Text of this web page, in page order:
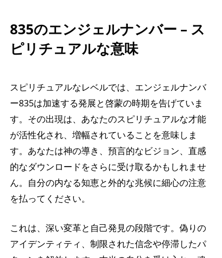
835のエンジェルナンバー – ス
ピリチュアルな意味
スピリチュアルなレベルでは、エンジェルナンバ
ー835は加速する発展と啓蒙の時期を告げていま
す。その出現は、あなたのスピリチュアルな才能
が活性化され、増幅されていることを意味しま
す。あなたは神の導き、預言的なビジョン、直感
的なダウンロードをさらに受け取るかもしれませ
ん。自分の内なる知恵と外的な兆候に細心の注意
を払ってください。
これは、深い変革と自己発見の段階です。偽りの
アイデンティティ、制限された信念や停滞したパ